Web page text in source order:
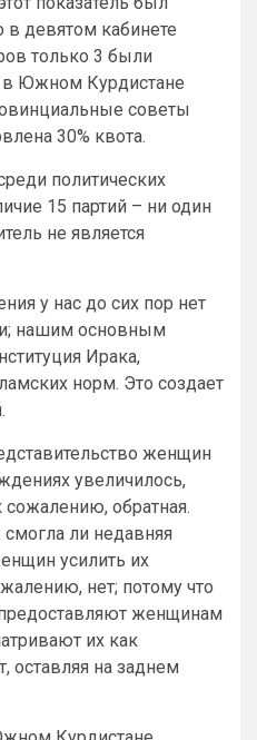
в девятом кабинете
только 3 были
Южном Курдистане
советы
30% квота.
политических
15 партий – ни один
не является
у нас до сих пор нет
нашим основным
Ирака,
норм. Это создает
женщин
увеличилось,
сожалению, обратная.
ли недавняя
усилить их
нет; потому что
женщинам
их как
оставляя на заднем